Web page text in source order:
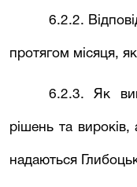
6.2.2.
протягом місяця,
6.2.3. Як
рішень та
надаються